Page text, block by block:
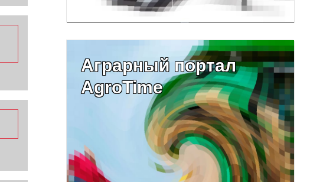
Аграрный портал
AgroTime